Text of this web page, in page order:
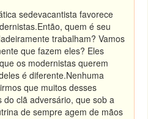
sedevacantista favorece
Então, quem é seu
trabalham? Vamos
que fazem eles? Eles
os modernistas querem
é diferente.Nenhuma
que muitos desses
clã adversário, que sob a
de sempre agem de mãos